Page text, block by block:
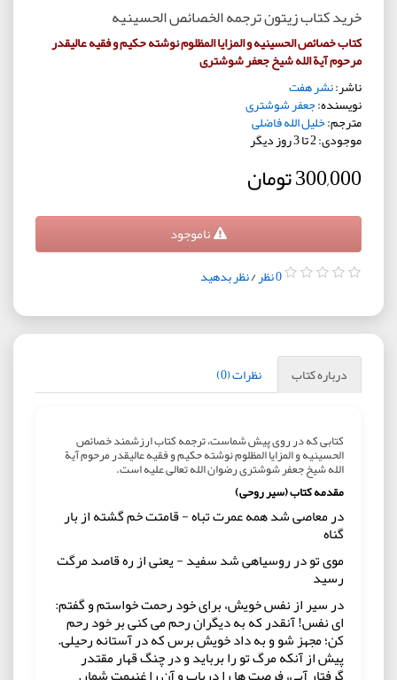
خرید کتاب زیتون ترجمه الخصائص الحسینیه
کتاب خصائص الحسینیه و المزایا المظلوم نوشته حکیم و فقیه عالیقدر
مرحوم آیة الله شیخ جعفر شوشتری
ناشر:نشر هفت
نویسنده:جعفر شوشتری
مترجم:خلیل الله فاضلی
موجودی: 2 تا 3 روز دیگر
300,000 تومان
ناموجود
0 نظر /نظر بدهید
درباره کتاب نظرات (0)
کتابی که در روی پیش شماست، ترجمه کتاب ارزشمند خصائص
الحسینیه و المزایا المظلوم نوشته حکیم و فقیه عالیقدر مرحوم آیة
الله شیخ جعفر شوشتری رضوان الله تعالی علیه است.
مقدمه کتاب (سیر روحی)
در معاصی شد همه عمرت تباه - قامتت خم گشته از بار
گناه
موی تو در روسیاهی شد سفید - یعنی از ره قاصد مرگت
رسید
در سیر از نفس خویش، برای خود رحمت خواستم و گفتم:
ای نفس! آنقدر که به دیگران رحم می کنی بر خود رحم
کن؛ مجهز شو و به داد خویش برس که در آستانه رحیلی.
پیش از آنکه مرگ تو را برباید و در چنگ قهار مقتدر